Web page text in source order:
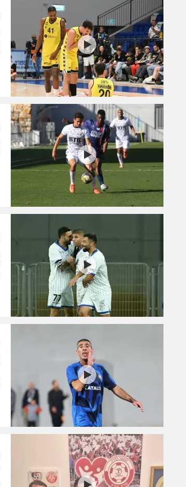
תקנון משתתפים וזוכים בפרסים
תקנון עבור פעילות אלקטרה
תקנון עבור פעילות ספורט 1 – "מרלן"
טניס
גיימינג E-Sports
תנאי שימוש
מדיניות פרטיות
תקנון פעילות ספורט 1
רשיון להקרנה פומבית לבית עסק
הצטרפות לחבילת הערוצים
לוח דרושים – ג'ובנט
תגיות